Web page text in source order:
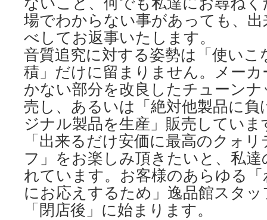
場でわからない事があっても、
べしてお返事いたします。
音質追究に対する姿勢は「使い
積」だけに留まりません。メー
かない部分を改良したチューン
売し、あるいは「絶対他製品に
ジナル製品を生産」販売してい
「出来るだけ安価に最高のクォ
フ」をお楽しみ頂きたいと、私
れています。お客様のあらゆる
にお応えするため」逸品館スタ
「閉店後」に始まります。